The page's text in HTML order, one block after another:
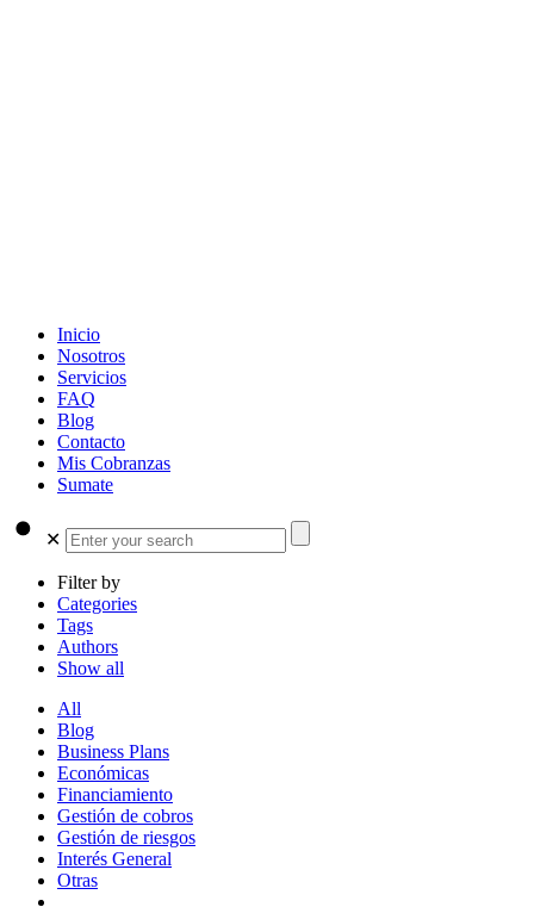
Inicio
Nosotros
Servicios
FAQ
Blog
Contacto
Mis Cobranzas
Sumate
✕
Filter by
Categories
Tags
Authors
Show all
All
Blog
Business Plans
Económicas
Financiamiento
Gestión de cobros
Gestión de riesgos
Interés General
Otras